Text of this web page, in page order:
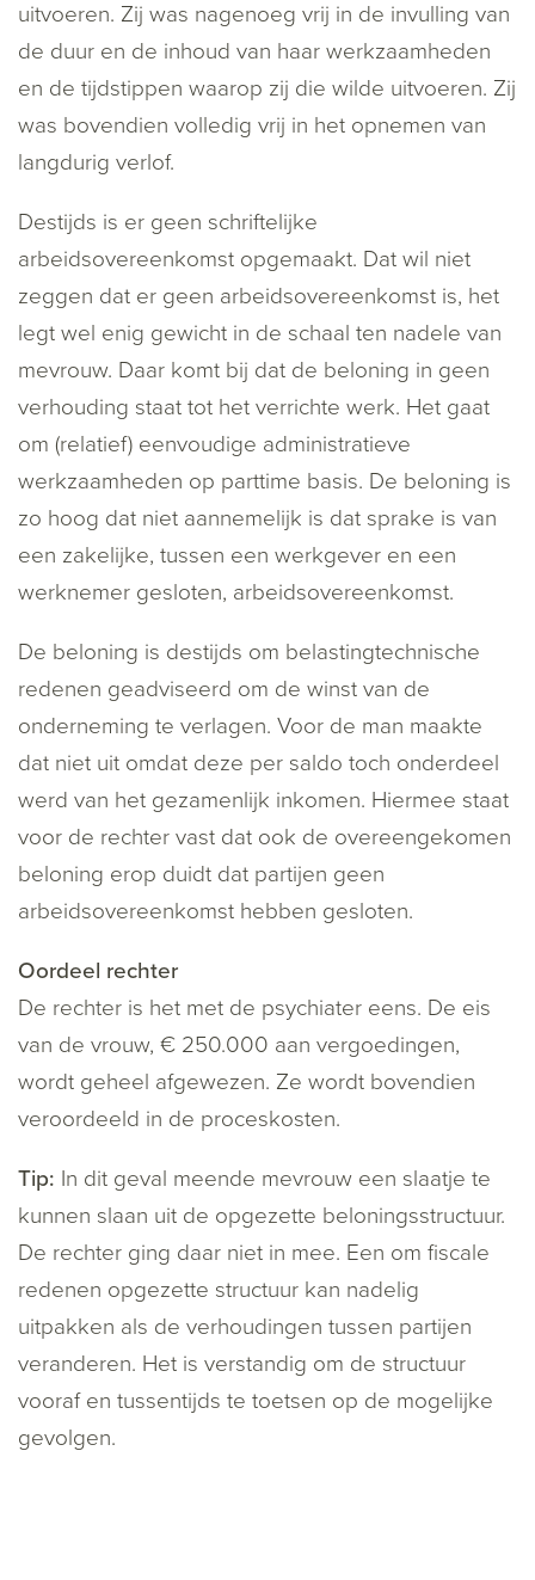
uitvoeren. Zij was nagenoeg vrij in de invulling van
de duur en de inhoud van haar werkzaamheden
en de tijdstippen waarop zij die wilde uitvoeren. Zij
was bovendien volledig vrij in het opnemen van
langdurig verlof.
Destijds is er geen schriftelijke
arbeidsovereenkomst opgemaakt. Dat wil niet
zeggen dat er geen arbeidsovereenkomst is, het
legt wel enig gewicht in de schaal ten nadele van
mevrouw. Daar komt bij dat de beloning in geen
verhouding staat tot het verrichte werk. Het gaat
om (relatief) eenvoudige administratieve
werkzaamheden op parttime basis. De beloning is
zo hoog dat niet aannemelijk is dat sprake is van
een zakelijke, tussen een werkgever en een
werknemer gesloten, arbeidsovereenkomst.
De beloning is destijds om belastingtechnische
redenen geadviseerd om de winst van de
onderneming te verlagen. Voor de man maakte
dat niet uit omdat deze per saldo toch onderdeel
werd van het gezamenlijk inkomen. Hiermee staat
voor de rechter vast dat ook de overeengekomen
beloning erop duidt dat partijen geen
arbeidsovereenkomst hebben gesloten.
Oordeel rechter
De rechter is het met de psychiater eens. De eis
van de vrouw, € 250.000 aan vergoedingen,
wordt geheel afgewezen. Ze wordt bovendien
veroordeeld in de proceskosten.
Tip: In dit geval meende mevrouw een slaatje te
kunnen slaan uit de opgezette beloningsstructuur.
De rechter ging daar niet in mee. Een om fiscale
redenen opgezette structuur kan nadelig
uitpakken als de verhoudingen tussen partijen
veranderen. Het is verstandig om de structuur
vooraf en tussentijds te toetsen op de mogelijke
gevolgen.